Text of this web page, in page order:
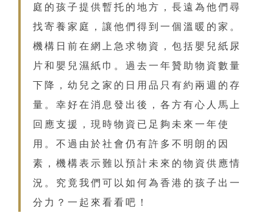
庭的孩子提供暫托的地方，長遠為他們尋
找寄養家庭，讓他們得到一個溫暖的家。
機構日前在網上急求物資，包括嬰兒紙尿
片和嬰兒濕紙巾。過去一年贊助物資數量
下降，幼兒之家的日用品只有約兩週的存
量。幸好在消息發出後，各方有心人馬上
回應支援，現時物資已足夠未來一年使
用。不過由於社會仍有許多不明朗的因
素，機構表示難以預計未來的物資供應情
況。究竟我們可以如何為香港的孩子出一
分力？一起來看看吧！